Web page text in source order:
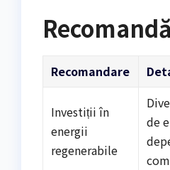
Recomandare
Investiții în
energii
regenerabile
de